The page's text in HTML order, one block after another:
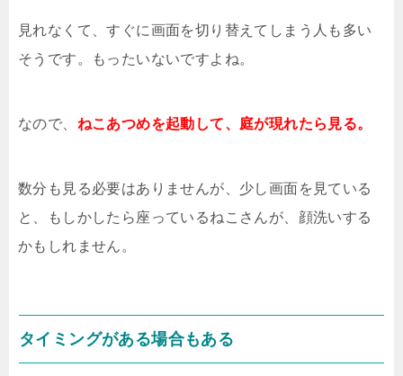
見れなくて、すぐに画面を切り替えてしまう人も多い
そうです。もったいないですよね。
なので、 ねこあつめを起動して、庭が現れたら見る。
数分も見る必要はありませんが、少し画面を見ている
と、もしかしたら座っているねこさんが、顔洗いする
かもしれません。
タイミングがある場合もある